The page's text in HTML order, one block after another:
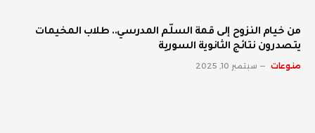
من خيام النزوح إلى قمة السلّم المدرسي.. طلاب المخيمات
يتصدرون نتائج الثانوية السورية
منوعات سبتمبر 10, 2025